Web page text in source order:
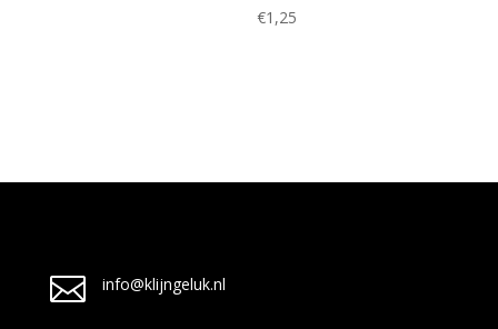
€1,25
 info@klijngeluk.nl